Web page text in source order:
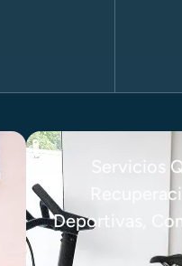
Servicios
Deportivas,